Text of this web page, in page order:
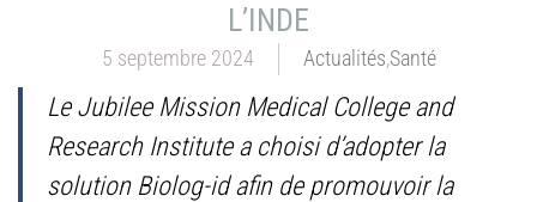
L’INDE
5 septembre 2024 Actualités,Santé
Le Jubilee Mission Medical College and
Research Institute a choisi d’adopter la
solution Biolog-id afin de promouvoir la